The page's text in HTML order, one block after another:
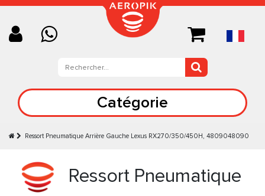
Catégorie
Ressort Pneumatique Arrière Gauche Lexus RX270/350/450H, 4809048090
Ressort Pneumatique